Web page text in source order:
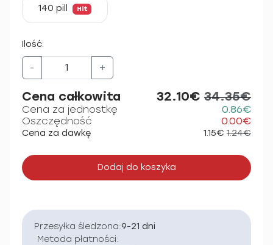
140 pill Hit
Ilość:
- +
Cena całkowita 32.10€ 34.35€
Cena za jednostkę
0.86€
Oszczędność
0.00€
Cena za dawkę 1.15€ 1.24€
Dodaj do koszyka
Przesyłka śledzona:9-21 dni
Metoda płatności: